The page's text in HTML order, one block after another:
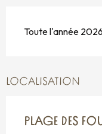
Toute l'année 2026
LOCALISATION
PLAGE DES